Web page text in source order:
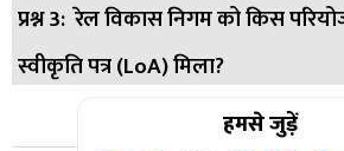
उत्तर: रेल विकास निगम लिमिटेड के शेयर का
निर्धारित किया गया है।
प्रश्न 3:रेल विकास निगम को किस
स्वीकृति पत्र (LoA) मिला?
रेल विकास निगम को NHAI से
हमसे जुड़ें